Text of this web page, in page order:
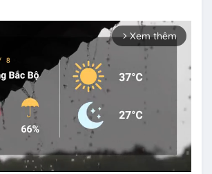
arrow_forward_ios Xem thêm